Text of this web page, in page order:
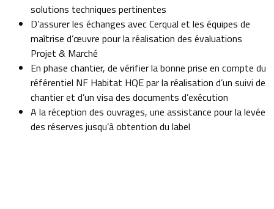
solutions techniques pertinentes
D’assurer les échanges avec Cerqual et les équipes de
maîtrise d’œuvre pour la réalisation des évaluations
Projet & Marché
En phase chantier, de vérifier la bonne prise en compte du
référentiel NF Habitat HQE par la réalisation d’un suivi de
chantier et d’un visa des documents d’exécution
A la réception des ouvrages, une assistance pour la levée
des réserves jusqu’à obtention du label